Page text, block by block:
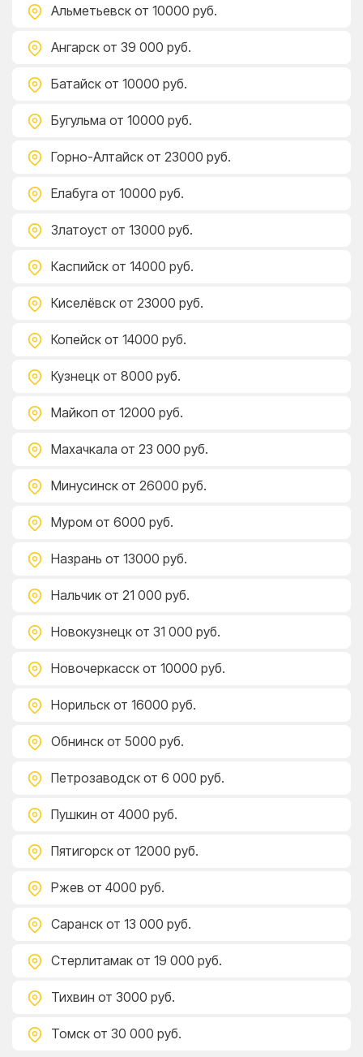
Альметьевск от 10000 руб.
Ангарск от 39 000 руб.
Батайск от 10000 руб.
Бугульма от 10000 руб.
Горно-Алтайск от 23000 руб.
Елабуга от 10000 руб.
Златоуст от 13000 руб.
Каспийск от 14000 руб.
Киселёвск от 23000 руб.
Копейск от 14000 руб.
Кузнецк от 8000 руб.
Майкоп от 12000 руб.
Махачкала от 23 000 руб.
Минусинск от 26000 руб.
Муром от 6000 руб.
Назрань от 13000 руб.
Нальчик от 21 000 руб.
Новокузнецк от 31 000 руб.
Новочеркасск от 10000 руб.
Норильск от 16000 руб.
Обнинск от 5000 руб.
Петрозаводск от 6 000 руб.
Пушкин от 4000 руб.
Пятигорск от 12000 руб.
Ржев от 4000 руб.
Саранск от 13 000 руб.
Стерлитамак от 19 000 руб.
Тихвин от 3000 руб.
Томск от 30 000 руб.